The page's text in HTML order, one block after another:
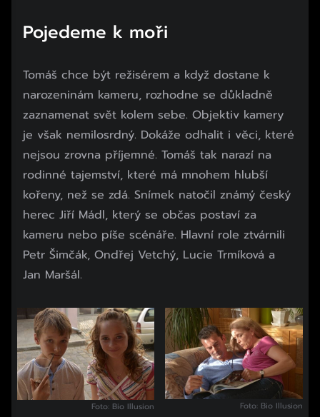
Pojedeme k moři
Tomáš chce být režisérem a když dostane k
narozeninám kameru, rozhodne se důkladně
zaznamenat svět kolem sebe. Objektiv kamery
je však nemilosrdný. Dokáže odhalit i věci, které
nejsou zrovna příjemné. Tomáš tak narazí na
rodinné tajemství, které má mnohem hlubší
kořeny, než se zdá. Snímek natočil známý český
herec Jiří Mádl, který se občas postaví za
kameru nebo píše scénáře. Hlavní role ztvárnili
Petr Šimčák, Ondřej Vetchý, Lucie Trmíková a
Jan Maršál.
Foto: Bio Illusion Foto: Bio Illusion